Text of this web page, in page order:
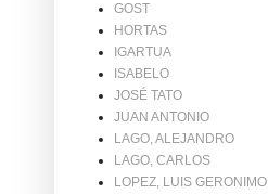
GOST
HORTAS
IGARTUA
ISABELO
JOSÉ TATO
JUAN ANTONIO
LAGO, ALEJANDRO
LAGO, CARLOS
LOPEZ, LUIS GERONIMO